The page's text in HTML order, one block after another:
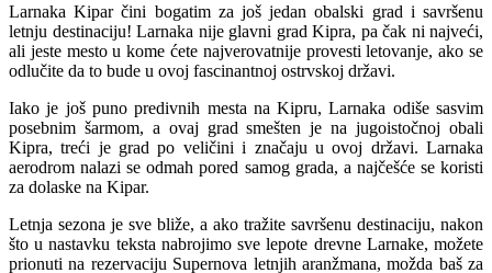
Larnaka Kipar čini bogatim za još jedan obalski grad i savršenu
letnju destinaciju! Larnaka nije glavni grad Kipra, pa čak ni najveći,
ali jeste mesto u kome ćete najverovatnije provesti letovanje, ako se
odlučite da to bude u ovoj fascinantnoj ostrvskoj državi.
Iako je još puno predivnih mesta na Kipru, Larnaka odiše sasvim
posebnim šarmom, a ovaj grad smešten je na jugoistočnoj obali
Kipra, treći je grad po veličini i značaju u ovoj državi. Larnaka
aerodrom nalazi se odmah pored samog grada, a najčešće se koristi
za dolaske na Kipar.
Letnja sezona je sve bliže, a ako tražite savršenu destinaciju, nakon
što u nastavku teksta nabrojimo sve lepote drevne Larnake, možete
prionuti na rezervaciju Supernova letnjih aranžmana, možda baš za